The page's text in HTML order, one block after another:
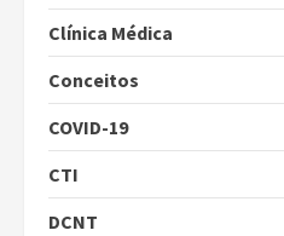
Clínica Médica
Conceitos
COVID-19
CTI
DCNT